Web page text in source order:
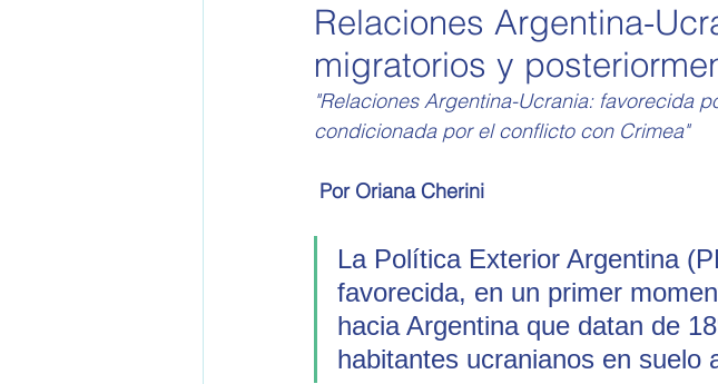
Relaciones Argentina-
migratorios y
"Relaciones Argentina-Ucrania: favorecida
condicionada por el conflicto con Crimea"
Por Oriana Cherini
La Política Exterior Argentina
favorecida, en un primer
hacia Argentina que datan de
habitantes ucranianos en suelo